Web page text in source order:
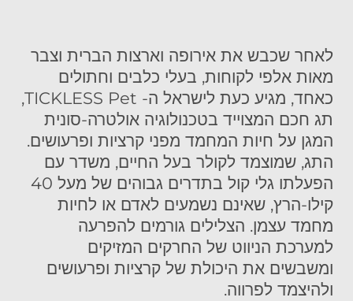
לאחר שכבש את אירופה וארצות הברית וצבר
מאות אלפי לקוחות, בעלי כלבים וחתולים
כאחד, מגיע כעת לישראל ה- TICKLESS Pet,
תג חכם המצוייד בטכנולוגיה אולטרה-סונית
המגן על חיות המחמד מפני קרציות ופרעושים.
התג, שמוצמד לקולר בעל החיים, משדר עם
הפעלתו גלי קול בתדרים גבוהים של מעל 40
קילו-הרץ, שאינם נשמעים לאדם או לחיות
מחמד עצמן. הצלילים גורמים להפרעה
למערכת הניווט של החרקים המזיקים
ומשבשים את היכולת של קרציות ופרעושים
ולהיצמד לפרווה.